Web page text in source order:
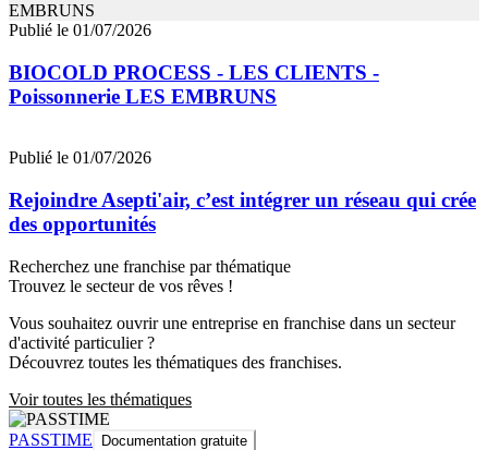
Publié le 01/07/2026
BIOCOLD PROCESS - LES CLIENTS -
Poissonnerie LES EMBRUNS
Publié le 01/07/2026
Rejoindre Asepti'air, c’est intégrer un réseau qui crée
des opportunités
Recherchez une franchise par thématique
Trouvez le secteur de vos rêves !
Vous souhaitez ouvrir une entreprise en franchise dans un secteur
d'activité particulier ?
Découvrez toutes les thématiques des franchises.
Voir toutes les thématiques
PASSTIME Documentation gratuite